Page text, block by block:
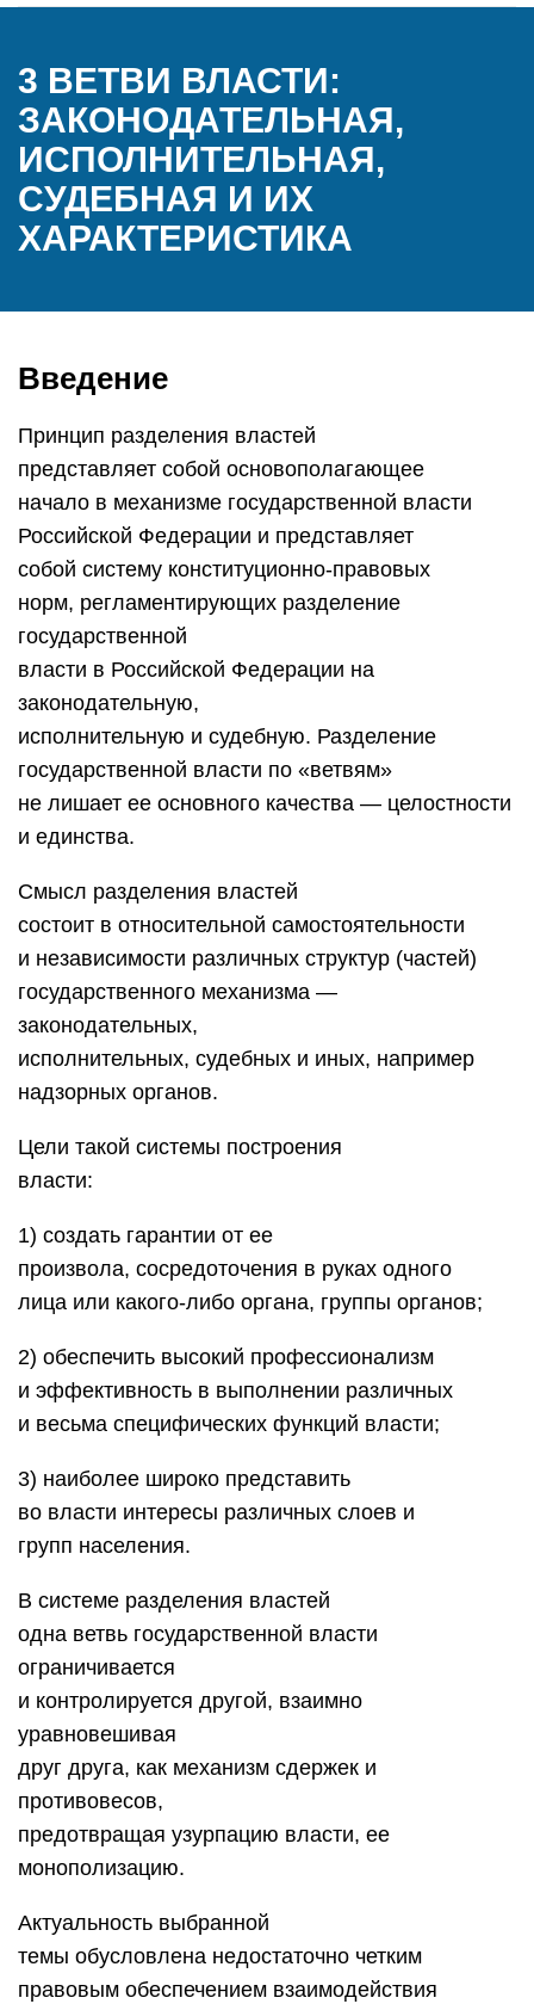
3 ВЕТВИ ВЛАСТИ:
ЗАКОНОДАТЕЛЬНАЯ,
ИСПОЛНИТЕЛЬНАЯ,
СУДЕБНАЯ И ИХ
ХАРАКТЕРИСТИКА
Введение
Принцип разделения властей
представляет собой основополагающее
начало в механизме государственной власти
Российской Федерации и представляет
собой систему конституционно-правовых
норм, регламентирующих разделение
государственной
власти в Российской Федерации на
законодательную,
исполнительную и судебную. Разделение
государственной власти по «ветвям»
не лишает ее основного качества — целостности
и единства.
Смысл разделения властей
состоит в относительной самостоятельности
и независимости различных структур (частей)
государственного механизма —
законодательных,
исполнительных, судебных и иных, например
надзорных органов.
Цели такой системы построения
власти:
1) создать гарантии от ее
произвола, сосредоточения в руках одного
лица или какого-либо органа, группы органов;
2) обеспечить высокий профессионализм
и эффективность в выполнении различных
и весьма специфических функций власти;
3) наиболее широко представить
во власти интересы различных слоев и
групп населения.
В системе разделения властей
одна ветвь государственной власти
ограничивается
и контролируется другой, взаимно
уравновешивая
друг друга, как механизм сдержек и
противовесов,
предотвращая узурпацию власти, ее
монополизацию.
Актуальность выбранной
темы обусловлена недостаточно четким
правовым обеспечением взаимодействия